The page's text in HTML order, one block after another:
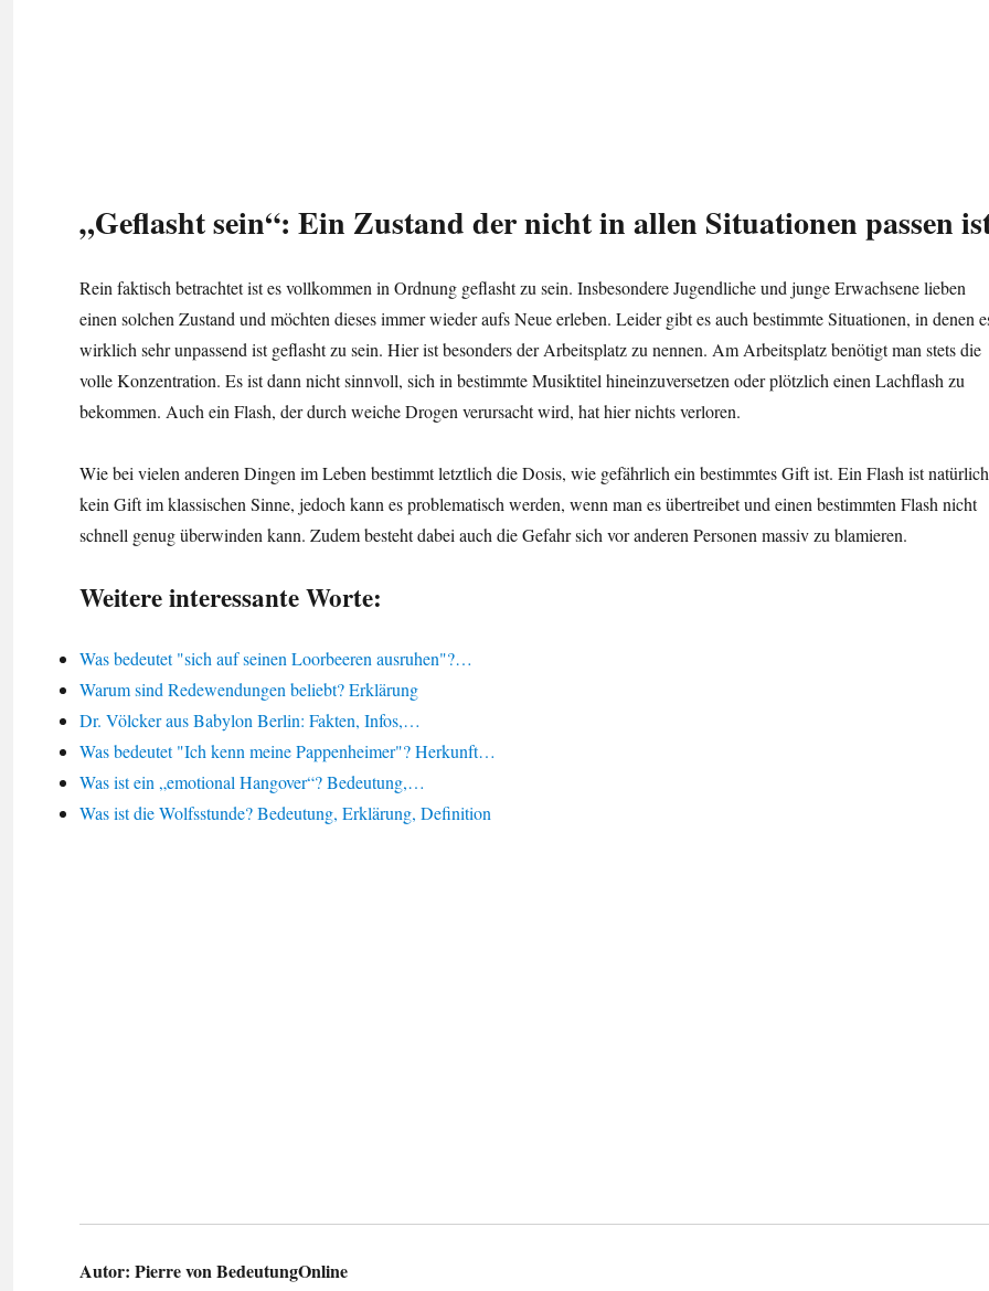
„Geflasht sein“: Ein Zustand der nicht in allen Situationen passen
Rein faktisch betrachtet ist es vollkommen in Ordnung geflasht zu sein. Insbesondere Jugendliche und junge Erwachsene lieben
einen solchen Zustand und möchten dieses immer wieder aufs Neue erleben. Leider gibt es auch bestimmte Situationen, in denen
wirklich sehr unpassend ist geflasht zu sein. Hier ist besonders der Arbeitsplatz zu nennen. Am Arbeitsplatz benötigt man stets die
volle Konzentration. Es ist dann nicht sinnvoll, sich in bestimmte Musiktitel hineinzuversetzen oder plötzlich einen Lachflash zu
bekommen. Auch ein Flash, der durch weiche Drogen verursacht wird, hat hier nichts verloren.
Wie bei vielen anderen Dingen im Leben bestimmt letztlich die Dosis, wie gefährlich ein bestimmtes Gift ist. Ein Flash ist natürlich
kein Gift im klassischen Sinne, jedoch kann es problematisch werden, wenn man es übertreibet und einen bestimmten Flash nicht
schnell genug überwinden kann. Zudem besteht dabei auch die Gefahr sich vor anderen Personen massiv zu blamieren.
Weitere interessante Worte:
Was bedeutet "sich auf seinen Loorbeeren ausruhen"?…
Warum sind Redewendungen beliebt? Erklärung
Dr. Völcker aus Babylon Berlin: Fakten, Infos,…
Was bedeutet "Ich kenn meine Pappenheimer"? Herkunft…
Was ist ein „emotional Hangover“? Bedeutung,…
Was ist die Wolfsstunde? Bedeutung, Erklärung, Definition
Autor: Pierre von BedeutungOnline